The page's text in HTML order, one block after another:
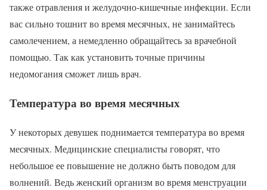
также отравления и желудочно-кишечные инфекции. Если
вас сильно тошнит во время месячных, не занимайтесь
самолечением, а немедленно обращайтесь за врачебной
помощью. Так как установить точные причины
недомогания сможет лишь врач.
Температура во время месячных
У некоторых девушек поднимается температура во время
месячных. Медицинские специалисты говорят, что
небольшое ее повышение не должно быть поводом для
волнений. Ведь женский организм во время менструации